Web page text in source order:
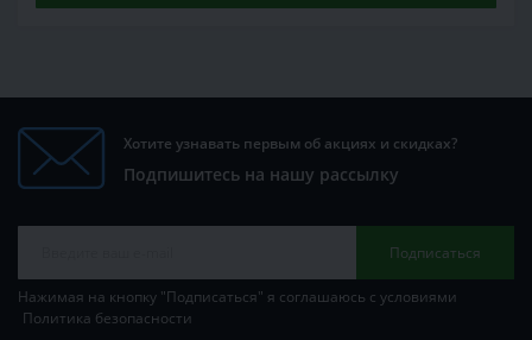
Хотите узнавать первым об акциях и скидках?
Подпишитесь на нашу рассылку
Подписаться
Нажимая на кнопку "Подписаться" я соглашаюсь с условиями
Политика безопасности